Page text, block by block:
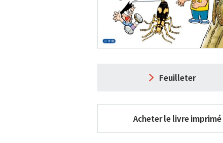
Feuilleter
Acheter le livre imprimé